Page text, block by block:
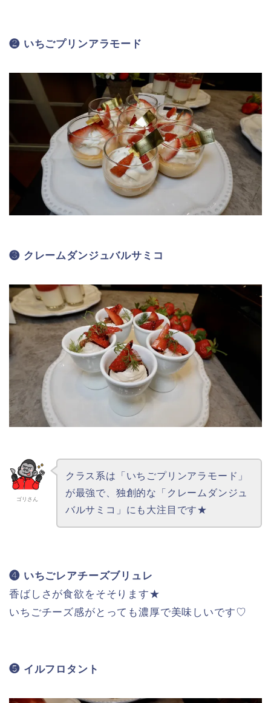
❷ いちごプリンアラモード
❸ クレームダンジュバルサミコ
ゴリさん
クラス系は「いちごプリンアラモード」
が最強で、独創的な「クレームダンジュ
バルサミコ」にも大注目です★
❹ いちごレアチーズブリュレ
香ばしさが食欲をそそります★
いちごチーズ感がとっても濃厚で美味しいです♡
❺ イルフロタント